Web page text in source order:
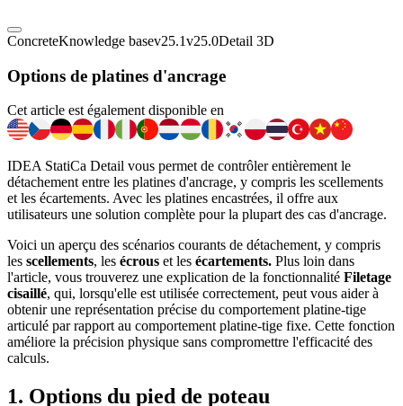
ConcreteKnowledge basev25.1v25.0Detail 3D
Options de platines d'ancrage
Cet article est également disponible en
IDEA StatiCa Detail vous permet de contrôler entièrement le
détachement entre les platines d'ancrage, y compris les scellements
et les écartements. Avec les platines encastrées, il offre aux
utilisateurs une solution complète pour la plupart des cas d'ancrage.
Voici un aperçu des scénarios courants de détachement, y compris
les scellements, les écrous et les écartements. Plus loin dans
l'article, vous trouverez une explication de la fonctionnalité Filetage
cisaillé, qui, lorsqu'elle est utilisée correctement, peut vous aider à
obtenir une représentation précise du comportement platine-tige
articulé par rapport au comportement platine-tige fixe. Cette fonction
améliore la précision physique sans compromettre l'efficacité des
calculs.
1. Options du pied de poteau